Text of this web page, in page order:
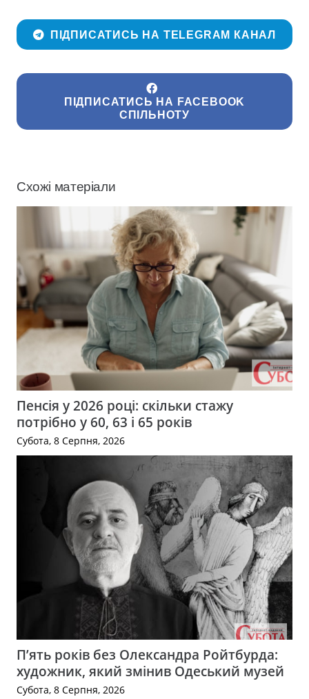
ПІДПИСАТИСЬ НА TELEGRAM КАНАЛ
ПІДПИСАТИСЬ НА FACEBOOK
СПІЛЬНОТУ
Схожі матеріали
Пенсія у 2026 році: скільки стажу
потрібно у 60, 63 і 65 років
Субота, 8 Серпня, 2026
П’ять років без Олександра Ройтбурда:
художник, який змінив Одеський музей
Субота, 8 Серпня, 2026